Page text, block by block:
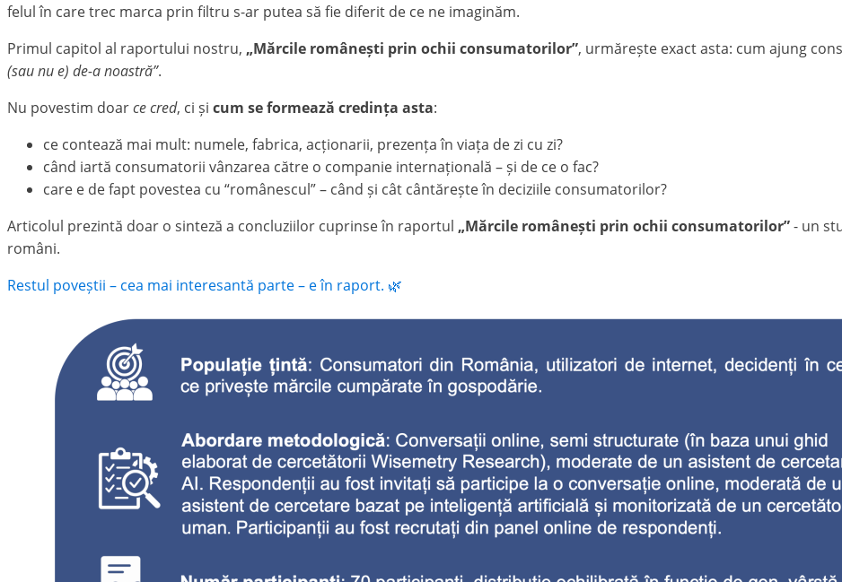
felul în care trec marca prin filtru s-ar putea să fie diferit de ce ne imaginăm.
Primul capitol al raportului nostru, „Mărcile românești prin ochii consumatorilor”, urmărește exact asta: cum ajung
(sau nu e) de-a noastră”.
Nu povestim doarce cred, ci și cum se formează credința asta:
ce contează mai mult: numele, fabrica, acționarii, prezența în viața de zi cu zi?
când iartă consumatorii vânzarea către o companie internațională – și de ce o fac?
care e de fapt povestea cu “românescul” – când și cât cântărește în deciziile consumatorilor?
Articolul prezintă doar o sinteză a concluziilor cuprinse în raportul „Mărcile românești prin ochii consumatorilor”- un
români.
Restul poveștii – cea mai interesantă parte – e în raport. 🌿